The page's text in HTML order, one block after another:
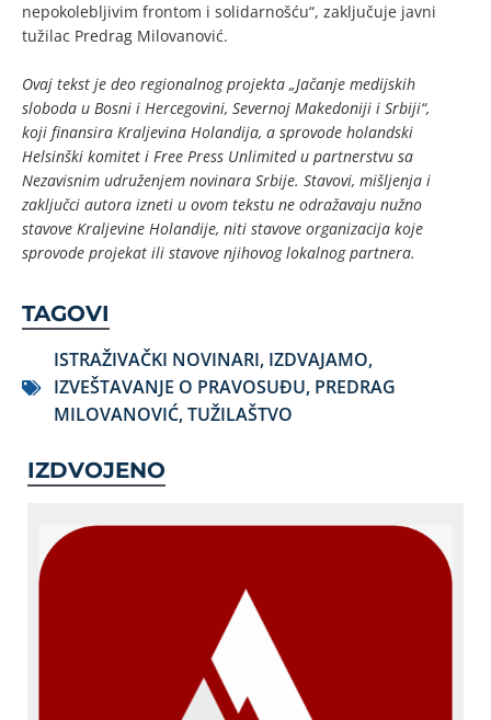
nepokolebljivim frontom i solidarnošću“, zaključuje javni
tužilac Predrag Milovanović.
Ovaj tekst je deo regionalnog projekta „Jačanje medijskih
sloboda u Bosni i Hercegovini, Severnoj Makedoniji i Srbiji“,
koji finansira Kraljevina Holandija, a sprovode holandski
Helsinški komitet i Free Press Unlimited u partnerstvu sa
Nezavisnim udruženjem novinara Srbije. Stavovi, mišljenja i
zaključci autora izneti u ovom tekstu ne odražavaju nužno
stavove Kraljevine Holandije, niti stavove organizacija koje
sprovode projekat ili stavove njihovog lokalnog partnera.
TAGOVI
ISTRAŽIVAČKI NOVINARI, IZDVAJAMO,
IZVEŠTAVANJE O PRAVOSUĐU, PREDRAG
MILOVANOVIĆ,TUŽILAŠTVO
IZDVOJENO